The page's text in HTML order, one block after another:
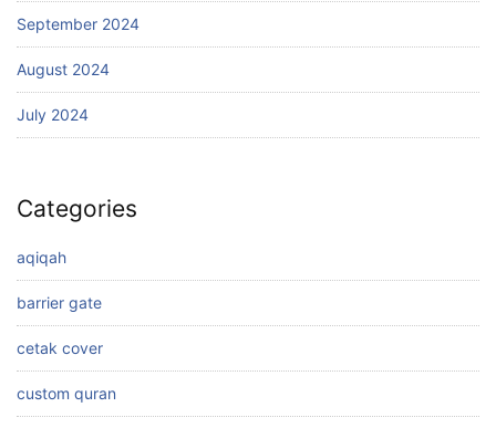
September 2024
August 2024
July 2024
Categories
aqiqah
barrier gate
cetak cover
custom quran